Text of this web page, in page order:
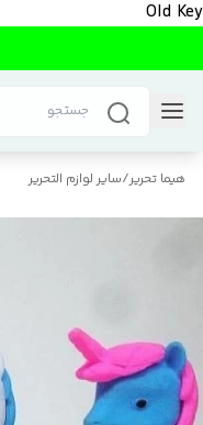
Old Key
هیما تحریر/سایر لوازم التحریر